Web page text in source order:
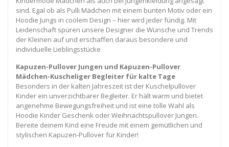
sind. Egal ob als Pulli Mädchen mit einem bunten Motiv oder ein
Hoodie Jungs in coolem Design – hier wird jeder fündig. Mit
Leidenschaft spüren unsere Designer die Wünsche und Trends
der Kleinen auf und erschaffen daraus besondere und
individuelle Lieblingsstücke
Kapuzen-Pullover Jungen und Kapuzen-Pullover
Mädchen-Kuscheliger Begleiter für kalte Tage
Besonders in der kalten Jahreszeit ist der Kuschelpullover
Kinder ein unverzichtbarer Begleiter. Er hält warm und bietet
angenehme Bewegungsfreiheit und ist eine tolle Wahl als
Hoodie Kinder Geschenk oder Weihnachtspullover Jungen.
Bereite deinem Kind eine Freude mit einem gemütlichen und
stylischen Kapuzen-Pullover für Kinder!